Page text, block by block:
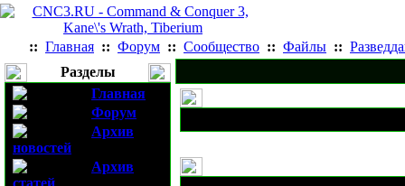
:: Главная :: Форум :: Сообщество :: Файлы ::
Разделы
Главная
Форум
Архив
новостей
Архив
статей